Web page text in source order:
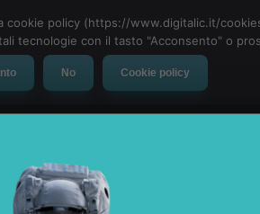
App Automotive Tech-News
TV RAI
policy (https://www.digitalic.it/
tecnologie con il tasto "Acconsento" o
No Cookie policy